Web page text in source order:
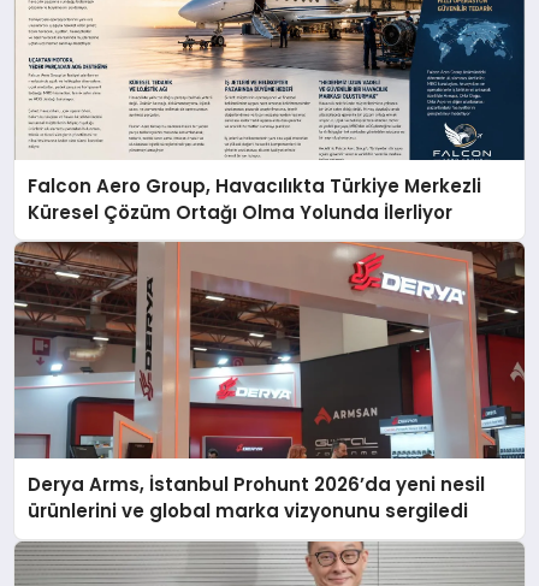
Falcon Aero Group, Havacılıkta Türkiye Merkezli
Küresel Çözüm Ortağı Olma Yolunda İlerliyor
Derya Arms, İstanbul Prohunt 2026’da yeni nesil
ürünlerini ve global marka vizyonunu sergiledi